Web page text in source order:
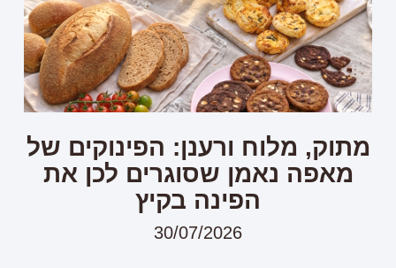
מתוק, מלוח ורענן: הפינוקים של
מאפה נאמן שסוגרים לכן את
הפינה בקיץ
30/07/2026